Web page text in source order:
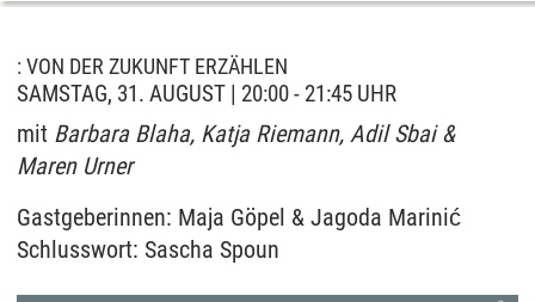
: VON DER ZUKUNFT ERZÄHLEN
SAMSTAG, 31. AUGUST | 20:00 - 21:45 UHR
mit Barbara Blaha, Katja Riemann, Adil Sbai &
Maren Urner
Gastgeberinnen: Maja Göpel & Jagoda Marinić
Schlusswort: Sascha Spoun